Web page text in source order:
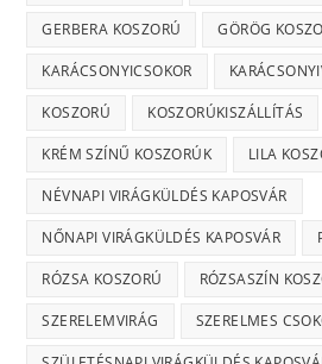
GERBERA KOSZORÚ GÖRÖG
KARÁCSONYICSOKOR
KOSZORÚ KOSZORÚKISZÁLLÍTÁS
KRÉM SZÍNŰ KOSZORÚK LILA
NÉVNAPI VIRÁGKÜLDÉS KAPOSVÁR
NŐNAPI VIRÁGKÜLDÉS KAPOSVÁR
RÓZSA KOSZORÚ RÓZSASZÍN
SZERELEMVIRÁG SZERELMES